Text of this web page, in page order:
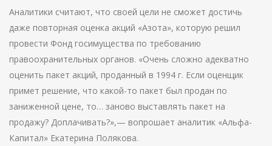
Аналитики считают, что своей цели не сможет достичь
даже повторная оценка акций «Азота», которую решил
провести Фонд госимущества по требованию
правоохранительных органов. «Очень сложно адекватно
оценить пакет акций, проданный в 1994 г. Если оценщик
примет решение, что какой-то пакет был продан по
заниженной цене, то… заново выставлять пакет на
продажу? Доплачивать?»,— вопрошает аналитик «Альфа-
Капитал» Екатерина Полякова.